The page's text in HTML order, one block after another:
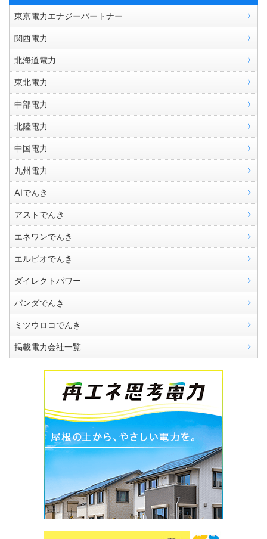
東京電力エナジーパートナー
関西電力
北海道電力
東北電力
中部電力
北陸電力
中国電力
九州電力
AIでんき
アストでんき
エネワンでんき
エルピオでんき
ダイレクトパワー
パンダでんき
ミツウロコでんき
掲載電力会社一覧